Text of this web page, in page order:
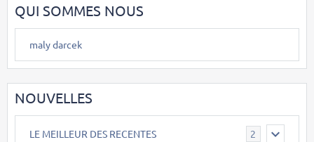
QUI SOMMES NOUS
maly darcek
NOUVELLES
LE MEILLEUR DES RECENTES 2